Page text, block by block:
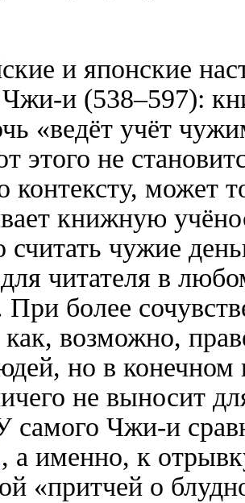
и японские
и (538–597):
«ведёт учёт
этого не
контексту, может
книжную
считать чужие
читателя в
более
как, возможно,
но в конечном
не выносит
самого Чжи-и
, а именно, к
«притчей о